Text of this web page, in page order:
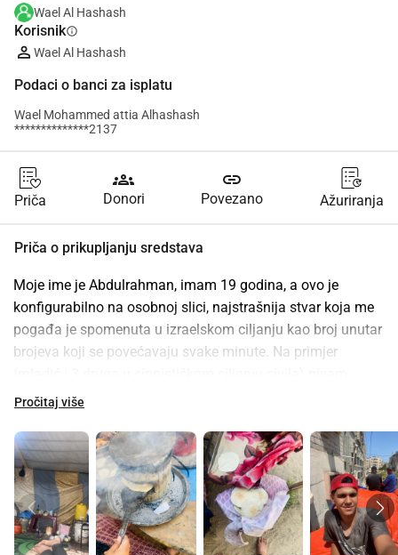
Wael Al Hashash
Korisnikinfo
Wael Al Hashash
Podaci o banci za isplatu
Wael Mohammed attia Alhashash
**************2137
Priča
groups
Donori
link
Povezano Ažuriranja
Priča o prikupljanju sredstava
Moje ime je Abdulrahman, imam 19 godina, a ovo je
konfigurabilno na osobnoj slici, najstrašnija stvar koja me
pogađa je spomenuta u izraelskom ciljanju kao broj unutar
brojeva koji se povećavaju svake minute. Na primjer
normalna stvar koja umire, ja sam čovjek, niti broj i
sada, nisam normalan, imam kuću, prijatelje i puno boli.
Nije samo broj. Pomozite mi da poboljšam naš život ja i
moja obitelj
Pročitaj više